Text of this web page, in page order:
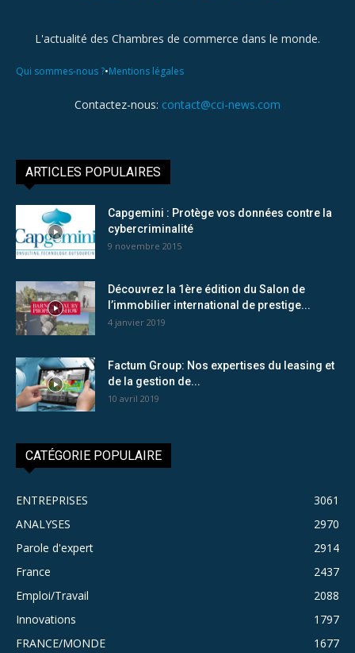
L'actualité des Chambres de commerce dans le monde.
Qui sommes-nous ?•Mentions légales
Contactez-nous: contact@cci-news.com
ARTICLES POPULAIRES
Capgemini : Protège vos données contre la
cybercriminalité
9 novembre 2015
Découvrez la 1ère édition du Salon de
l’immobilier international de prestige...
4 janvier 2019
Factum Group: Nos expertises du leasing et
de la gestion de...
10 avril 2019
CATÉGORIE POPULAIRE
ENTREPRISES
3061
ANALYSES
2970
Parole d'expert
2914
France
2437
Emploi/Travail
2088
Innovations
1797
FRANCE/MONDE
1677